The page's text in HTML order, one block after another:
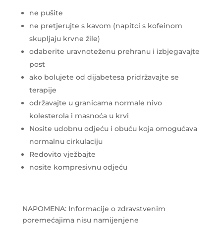
ne pušite
ne pretjerujte s kavom (napitci s kofeinom
skupljaju krvne žile)
odaberite uravnoteženu prehranu i izbjegavajte
post
ako bolujete od dijabetesa pridržavajte se
terapije
održavajte u granicama normale nivo
kolesterola i masnoća u krvi
Nosite udobnu odjeću i obuću koja omogućava
normalnu cirkulaciju
Redovito vježbajte
nosite kompresivnu odjeću
NAPOMENA: Informacije o zdravstvenim
poremećajima nisu namijenjene